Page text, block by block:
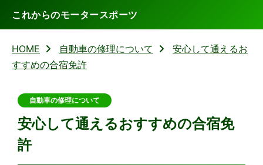
これからのモータースポーツ
HOME 自動車の修理について
安心して通えるお
すすめの合宿免許
自動車の修理について
安心して通えるおすすめの合宿免
許